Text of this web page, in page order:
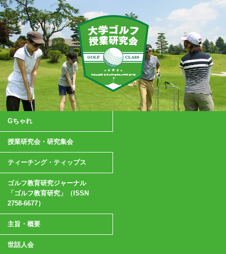
Gちゃれ
授業研究会・研究集会
ティーチング・ティップス
ゴルフ教育研究ジャーナル
「ゴルフ教育研究」（ISSN
2758-6677）
主旨・概要
世話人会